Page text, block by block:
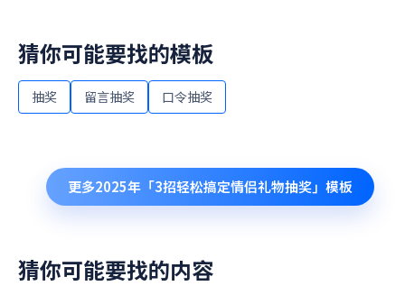
猜你可能要找的模板
抽奖 留言抽奖 口令抽奖
更多2025年「3招轻松搞定情侣礼物抽奖」 模板
猜你可能要找的内容